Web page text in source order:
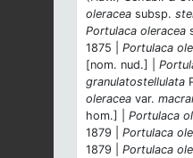
oleracea subsp.
Portulaca oleracea
1875 | Portulaca
[nom. nud.] |
granulatostellulata
oleracea var.
hom.] | Portulaca
1879 | Portulaca
1879 | Portulaca